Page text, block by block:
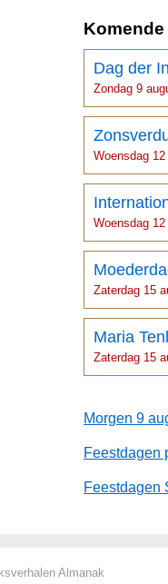
Dag der
Zondag 9
Woensdag
Woensdag
Zaterdag 15
Maria
Zaterdag 15
Morgen 9
Feestdagen
Feestdagen
Almanak